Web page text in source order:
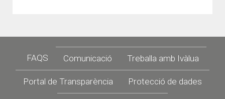
Footer
FAQS Comunicació Treballa amb Ivàlua
Portal de Transparència Protecció de dades